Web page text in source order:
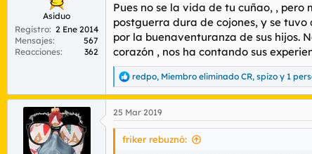
Asiduo
Registro 2 Ene 2014
Mensajes
567
Reacciones
362
Pues no se la vida de tu cuñao, ,
postguerra dura de cojones, y se
por la buenaventuranza de sus hijos.
corazón , nos ha contando sus
R
e
a
c
c
redpo, Miembro eliminado CR, spizo y 1
25 Mar 2019
friker rebuznó: